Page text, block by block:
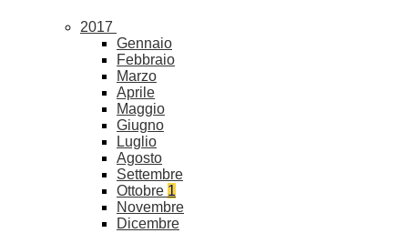
2017
Gennaio
Febbraio
Marzo
Aprile
Maggio
Giugno
Luglio
Agosto
Settembre
Ottobre 1
Novembre
Dicembre